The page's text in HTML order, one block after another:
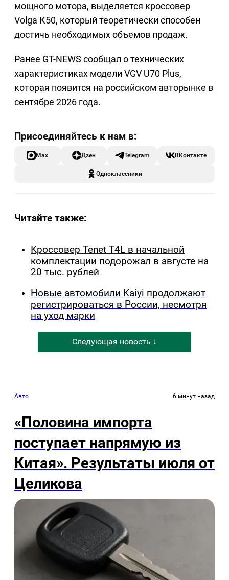
мощного мотора, выделяется кроссовер
Volga К50, который теоретически способен
достичь необходимых объемов продаж.
Ранее GT-NEWS сообщал о технических
характеристиках модели VGV U70 Plus,
которая появится на российском авторынке в
сентябре 2026 года.
Max Дзен Telegram ВКонтакте
Одноклассники
Читайте также:
Кроссовер Tenet T4L в начальной
комплектации подорожал в августе на
20 тыс. рублей
Новые автомобили Kaiyi продолжают
регистрироваться в России, несмотря
на уход марки
Следующая новость ↓
Авто 6 минут назад
«Половина импорта
поступает напрямую из
Китая». Результаты июля от
Целикова